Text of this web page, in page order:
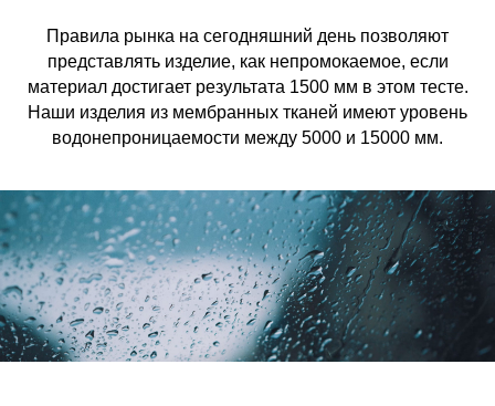
Правила рынка на сегодняшний день позволяют
представлять изделие, как непромокаемое, если
материал достигает результата 1500 мм в этом тесте.
Наши изделия из мембранных тканей имеют уровень
водонепроницаемости между 5000 и 15000 мм.